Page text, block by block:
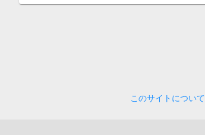
このサイトについて